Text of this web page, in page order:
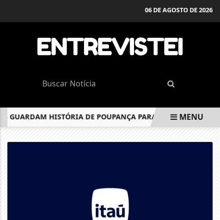
06 DE AGOSTO DE 2026
GUARDAM HISTÓRIA DE POUPANÇA PARA ALFORRIA DE
MENU